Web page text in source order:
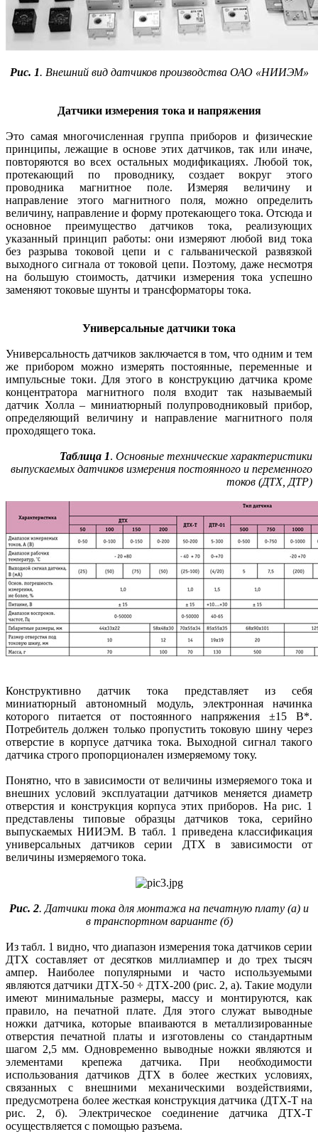
Рис. 1. Внешний вид датчиков производства ОАО «НИИЭМ»
Датчики измерения тока и напряжения
Это самая многочисленная группа приборов и физические
принципы, лежащие в основе этих датчиков, так или иначе,
повторяются во всех остальных модификациях. Любой ток,
протекающий по проводнику, создает вокруг этого
проводника магнитное поле. Измеряя величину и
направление этого магнитного поля, можно определить
величину, направление и форму протекающего тока. Отсюда и
основное преимущество датчиков тока, реализующих
указанный принцип работы: они измеряют любой вид тока
без разрыва токовой цепи и с гальванической развязкой
выходного сигнала от токовой цепи. Поэтому, даже несмотря
на большую стоимость, датчики измерения тока успешно
заменяют токовые шунты и трансформаторы тока.
Универсальные датчики тока
Универсальность датчиков заключается в том, что одним и тем
же прибором можно измерять постоянные, переменные и
импульсные токи. Для этого в конструкцию датчика кроме
концентратора магнитного поля входит так называемый
датчик Холла – миниатюрный полупроводниковый прибор,
определяющий величину и направление магнитного поля
проходящего тока.
Таблица 1. Основные технические характеристики
выпускаемых датчиков измерения постоянного и переменного
токов (ДТХ, ДТР)
Конструктивно датчик тока представляет из себя
миниатюрный автономный модуль, электронная начинка
которого питается от постоянного напряжения ±15 В*.
Потребитель должен только пропустить токовую шину через
отверстие в корпусе датчика тока. Выходной сигнал такого
датчика строго пропорционален измеряемому току.
Понятно, что в зависимости от величины измеряемого тока и
внешних условий эксплуатации датчиков меняется диаметр
отверстия и конструкция корпуса этих приборов. На рис. 1
представлены типовые образцы датчиков тока, серийно
выпускаемых НИИЭМ. В табл. 1 приведена классификация
универсальных датчиков серии ДТХ в зависимости от
величины измеряемого тока.
Рис. 2. Датчики тока для монтажа на печатную плату (а) и
в транспортном варианте (б)
Из табл. 1 видно, что диапазон измерения тока датчиков серии
ДТХ составляет от десятков миллиампер и до трех тысяч
ампер. Наиболее популярными и часто используемыми
являются датчики ДТХ-50 ÷ ДТХ-200 (рис. 2, а). Такие модули
имеют минимальные размеры, массу и монтируются, как
правило, на печатной плате. Для этого служат выводные
ножки датчика, которые впаиваются в металлизированные
отверстия печатной платы и изготовлены со стандартным
шагом 2,5 мм. Одновременно выводные ножки являются и
элементами крепежа датчика. При необходимости
использования датчиков ДТХ в более жестких условиях,
связанных с внешними механическими воздействиями,
предусмотрена более жесткая конструкция датчика (ДТХ-Т на
рис. 2, б). Электрическое соединение датчика ДТХ-Т
осуществляется с помощью разъема.